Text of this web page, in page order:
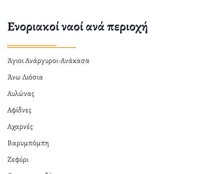
Ενοριακοί ναοί ανά περιοχή
Άγιοι Ανάργυροι-Ανάκασα
Άνω Λιόσια
Αυλώνας
Αφίδνες
Αχαρνές
Βαρυμπόμπη
Ζεφύρι